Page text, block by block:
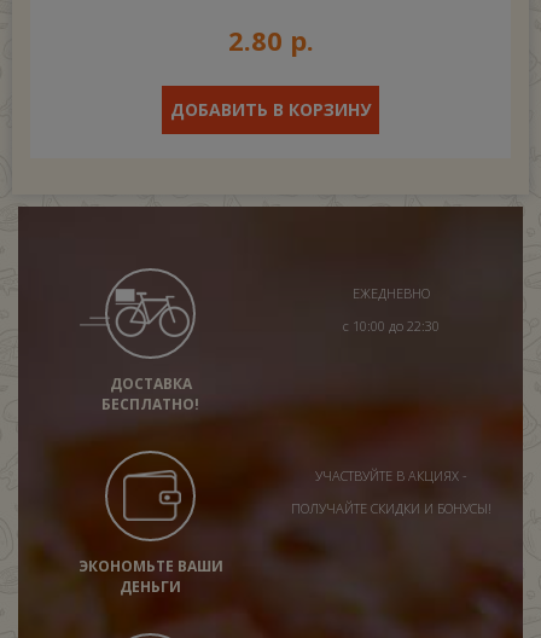
2.80 р.
ДОБАВИТЬ В КОРЗИНУ
ДОСТАВКА
БЕСПЛАТНО!
ЕЖЕДНЕВНО
с 10:00 до 22:30
ЭКОНОМЬТЕ ВАШИ
ДЕНЬГИ
УЧАСТВУЙТЕ В АКЦИЯХ -
ПОЛУЧАЙТЕ СКИДКИ И БОНУСЫ!